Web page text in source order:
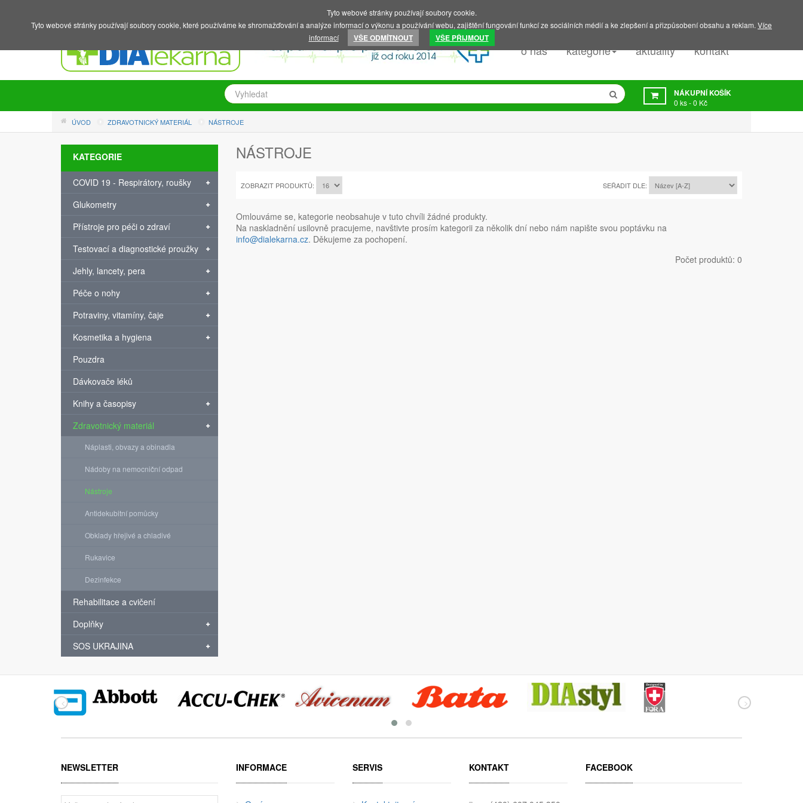
o nás kategorie aktuality kontakt
NÁKUPNÍ KOŠÍK
0 ks -0 Kč
ÚVOD ZDRAVOTNICKÝ MATERIÁL NÁSTROJE
NÁSTROJE
SEŘADIT DLE:
ZOBRAZIT PRODUKTŮ:
Omlouváme se, kategorie neobsahuje v tuto chvíli žádné produkty.
Na naskladnění usilovně pracujeme, navštivte prosím kategorii za několik dní nebo nám napište svou poptávku na
info@dialekarna.cz. Děkujeme za pochopení.
Počet produktů: 0
KATEGORIE
COVID 19 - Respirátory, roušky
Glukometry
Přístroje pro péči o zdraví
Testovací a diagnostické proužky
Jehly, lancety, pera
Péče o nohy
Potraviny, vitamíny, čaje
Kosmetika a hygiena
Pouzdra
Dávkovače léků
Knihy a časopisy
Zdravotnický materiál
Náplasti, obvazy a obinadla
Nádoby na nemocniční odpad
Nástroje
Antidekubitní pomůcky
Obklady hřejivé a chladivé
Rukavice
Dezinfekce
Rehabilitace a cvičení
Doplňky
SOS UKRAJINA
NEWSLETTER INFORMACE SERVIS KONTAKT FACEBOOK
Tyto webové stránky používají soubory cookie.
Tyto webové stránky používají soubory cookie, které používáme ke shromažďování a analýze informací o výkonu a používání webu, zajištění fungování funkcí ze sociálních médií a ke zlepšení a přizpůsobení obsahu a reklam. Více
informací
VŠE ODMÍTNOUT VŠE PŘIJMOUT